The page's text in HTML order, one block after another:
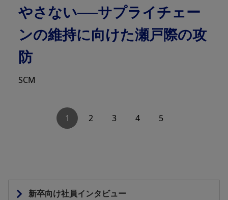
やさない──サプライチェー
ンの維持に向けた瀬戸際の攻
防
SCM
1 2 3 4 5
新卒向け社員インタビュー